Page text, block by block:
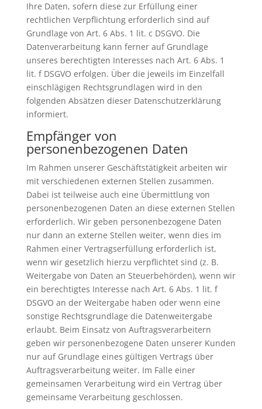
Ihre Daten, sofern diese zur Erfüllung einer
rechtlichen Verpflichtung erforderlich sind auf
Grundlage von Art. 6 Abs. 1 lit. c DSGVO. Die
Datenverarbeitung kann ferner auf Grundlage
unseres berechtigten Interesses nach Art. 6 Abs. 1
lit. f DSGVO erfolgen. Über die jeweils im Einzelfall
einschlägigen Rechtsgrundlagen wird in den
folgenden Absätzen dieser Datenschutzerklärung
informiert.
Empfänger von
personenbezogenen Daten
Im Rahmen unserer Geschäftstätigkeit arbeiten wir
mit verschiedenen externen Stellen zusammen.
Dabei ist teilweise auch eine Übermittlung von
personenbezogenen Daten an diese externen Stellen
erforderlich. Wir geben personenbezogene Daten
nur dann an externe Stellen weiter, wenn dies im
Rahmen einer Vertragserfüllung erforderlich ist,
wenn wir gesetzlich hierzu verpflichtet sind (z. B.
Weitergabe von Daten an Steuerbehörden), wenn wir
ein berechtigtes Interesse nach Art. 6 Abs. 1 lit. f
DSGVO an der Weitergabe haben oder wenn eine
sonstige Rechtsgrundlage die Datenweitergabe
erlaubt. Beim Einsatz von Auftragsverarbeitern
geben wir personenbezogene Daten unserer Kunden
nur auf Grundlage eines gültigen Vertrags über
Auftragsverarbeitung weiter. Im Falle einer
gemeinsamen Verarbeitung wird ein Vertrag über
gemeinsame Verarbeitung geschlossen.